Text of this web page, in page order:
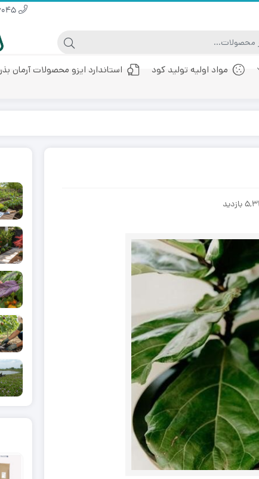
مواد اولیه تولید کود استاندارد ایزو محصولات آرمان بذر